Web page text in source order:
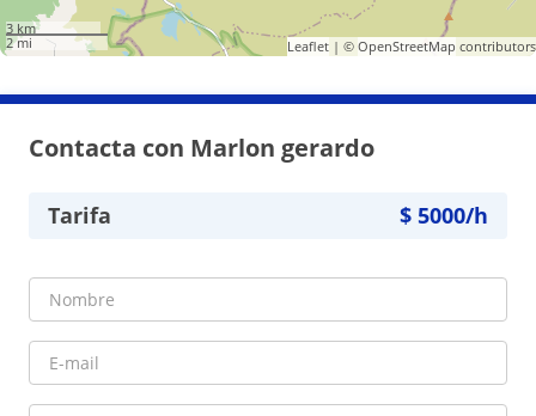
3 km
2 mi
Leaflet| © OpenStreetMap contributors
Contacta con Marlon gerardo
Tarifa $ 5000/h